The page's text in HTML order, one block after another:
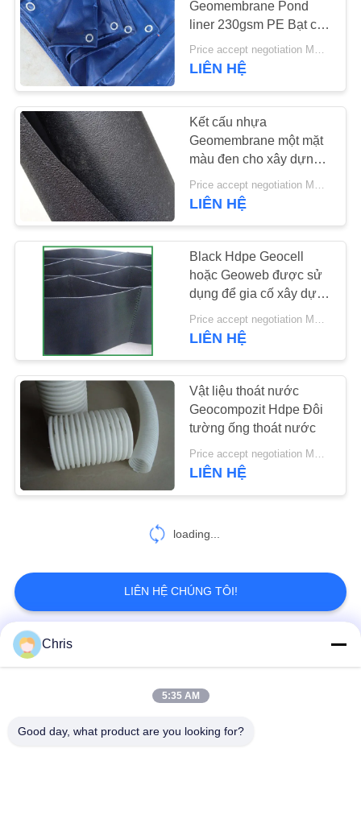
ĐỒ
TRANG
WEB
PRIVACY
POLICY
Geomembrane Pond
liner 230gsm PE Bạt che
màu xanh
Price accept negotiation MOQ:1000m2.
LIÊN HỆ
Kết cấu nhựa
Geomembrane một mặt
màu đen cho xây dựng
Cofferdam
LIÊN HỆ
Black Hdpe Geocell
hoặc Geoweb được sử
dụng để gia cố xây dựng
dốc
Price accept negotiation MOQ:6 tấn
LIÊN HỆ
Vật liệu thoát nước
Geocompozit Hdpe Đôi
tường ống thoát nước
Price accept negotiation MOQ:10000m2
LIÊN HỆ
loading...
LIÊN HỆ CHÚNG TÔI!
Danh mục phổ biến
Chris
5:35 AM
Good day, what product are you looking for?